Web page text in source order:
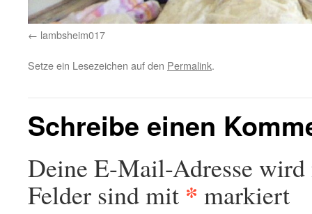
lambsheim017
Setze ein Lesezeichen auf den Permalink.
Schreibe einen
Deine E-Mail-Adresse
Felder sind mit * markiert